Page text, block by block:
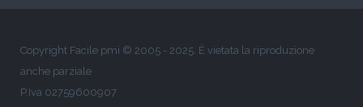
Copyright Facile pmi © 2005 - 2025. È vietata la riproduzione
anche parziale
P.Iva 02759600907